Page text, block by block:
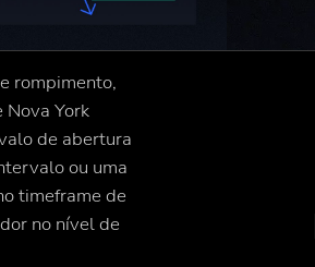
rompimento,
York
de abertura
ou uma
timeframe de
no nível de